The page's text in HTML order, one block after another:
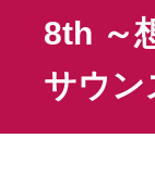
8th ～
サウ